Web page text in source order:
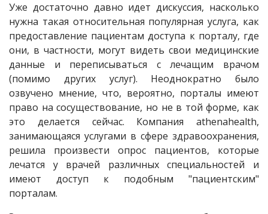
Уже достаточно давно идет дискуссия, насколько
нужна такая относительная популярная услуга, как
предоставление пациентам доступа к порталу, где
они, в частности, могут видеть свои медицинские
данные и переписываться с лечащим врачом
(помимо других услуг). Неоднократно было
озвучено мнение, что, вероятно, порталы имеют
право на сосуществование, но не в той форме, как
это делается сейчас. Компания athenahealth,
занимающаяся услугами в сфере здравоохранения,
решила произвести опрос пациентов, которые
лечатся у врачей различных специальностей и
имеют доступ к подобным "пациентским"
порталам.